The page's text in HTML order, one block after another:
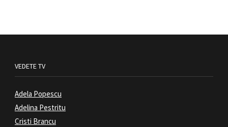
VEDETE TV
Adela Popescu
Adelina Pestritu
Cristi Brancu